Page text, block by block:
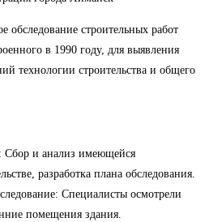
обследование строительных работ
в 1990 году, для выявления
технологии строительства и общего
Сбор и анализ имеющейся
разработка плана обследования.
Специалисты осмотрели
помещения здания.